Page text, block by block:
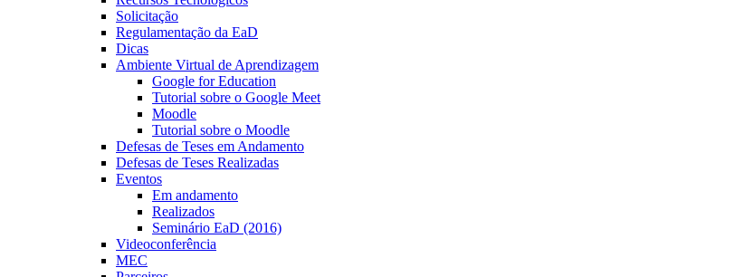
Solicitação
Regulamentação da EaD
Dicas
Ambiente Virtual de Aprendizagem
Google for Education
Tutorial sobre o Google Meet
Moodle
Tutorial sobre o Moodle
Defesas de Teses em Andamento
Defesas de Teses Realizadas
Eventos
Em andamento
Realizados
Seminário EaD (2016)
Videoconferência
MEC